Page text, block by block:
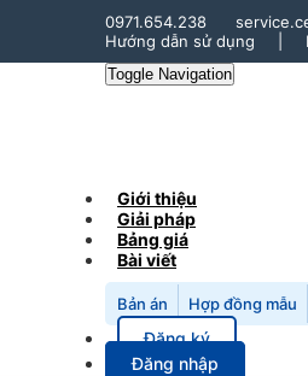
0971.654.238
Hướng dẫn sử dụng
Toggle Navigation
Giới thiệu
Giải pháp
Bảng giá
Bài viết
Bản án Hợp đồng mẫu
Đăng ký
Đăng nhập